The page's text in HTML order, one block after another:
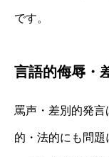
です。
言語的侮辱・
罵声・差別的発
的・法的にも問